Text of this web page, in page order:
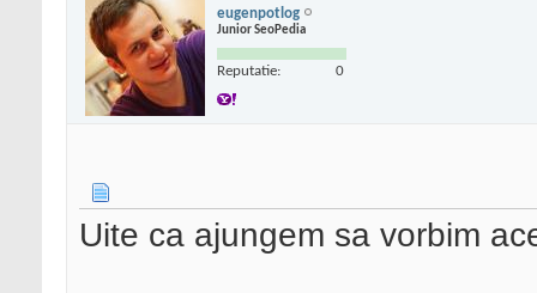
eugenpotlog
Junior SeoPedia
Reputatie: 0
Uite ca ajungem sa vorbim